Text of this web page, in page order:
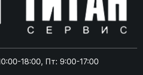
18:00, Пт: 9:00-17:00